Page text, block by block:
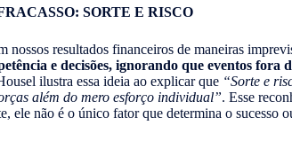
SORTE E RISCO
nossos resultados financeiros de maneiras
e decisões, ignorando que eventos fora
ilustra essa ideia ao explicar que “Sorte e
além do mero esforço individual”. Esse
ele não é o único fator que determina o sucesso